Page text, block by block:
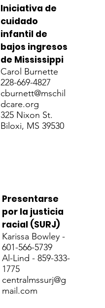
Iniciativa de
cuidado
infantil de
bajos ingresos
de Mississippi
Carol Burnette
228-669-4827
cburnett@mschil
dcare.org
325 Nixon St.
Biloxi, MS 39530
Presentarse
por la justicia
racial (SURJ)
Karissa Bowley -
601-566-5739
Al-Lind - 859-333-
1775
centralmssurj@g
mail.com